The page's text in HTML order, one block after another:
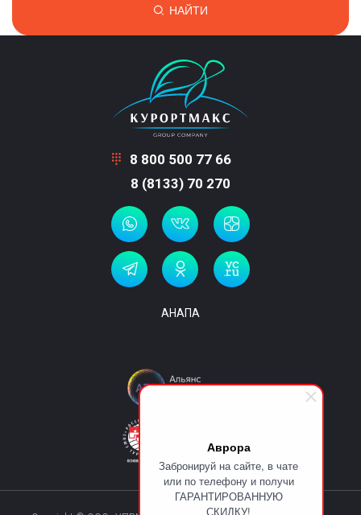
Аврора
Забронируй на сайте, в чате
или по телефону и получи
ГАРАНТИРОВАННУЮ
СКИДКУ!
НАЙТИ
8 800 500 77 66
8 (8133) 70 270
АНАПА